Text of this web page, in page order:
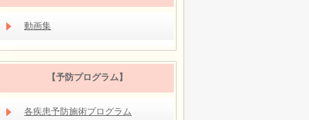
動画集
【予防プログラム】
各疾患予防施術プログラム